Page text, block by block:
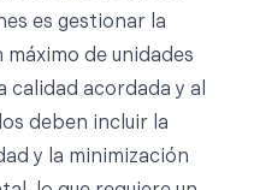
es gestionar la
de unidades
calidad acordada y al
deben incluir la
y la minimización